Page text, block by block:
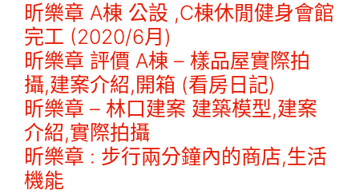
昕樂章 A棟 公設 ,C棟休閒健身會館
完工 (2020/6月)
昕樂章 評價 A棟 – 樣品屋實際拍
攝,建案介紹,開箱 (看房日記)
昕樂章 – 林口建案 建築模型,建案
介紹,實際拍攝
昕樂章 : 步行兩分鐘內的商店,生活
機能